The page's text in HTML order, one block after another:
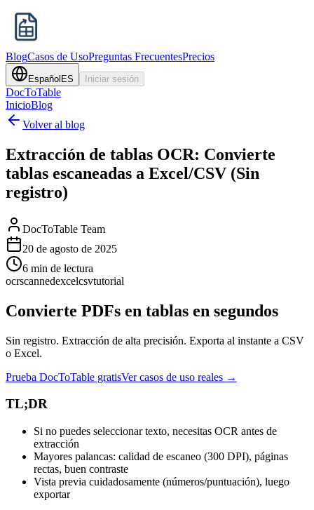
BlogCasos de UsoPreguntas FrecuentesPrecios
Español ES Iniciar sesión
DocToTable
InicioBlog
Volver al blog
Extracción de tablas OCR: Convierte
tablas escaneadas a Excel/CSV (Sin
registro)
DocToTable Team
20 de agosto de 2025
6 min de lectura
ocrscannedexcelcsvtutorial
Convierte PDFs en tablas en segundos
Sin registro. Extracción de alta precisión. Exporta al instante a CSV
o Excel.
Prueba DocToTable gratisVer casos de uso reales →
TL;DR
Si no puedes seleccionar texto, necesitas OCR antes de
extracción
Mayores palancas: calidad de escaneo (300 DPI), páginas
rectas, buen contraste
Vista previa cuidadosamente (números/puntuación), luego
exportar